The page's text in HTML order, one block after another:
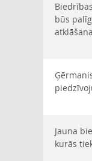
būs
Jauna
kurās